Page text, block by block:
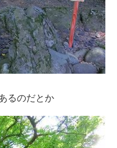
るのだとか